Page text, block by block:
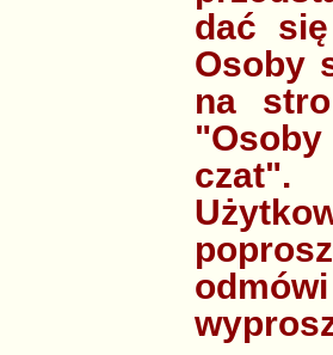
dać
Osoby
na
czat".